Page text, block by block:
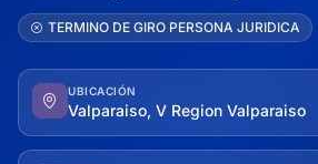
TERMINO DE GIRO PERSONA JURIDICA
UBICACIÓN
Valparaiso, V Region Valparaiso